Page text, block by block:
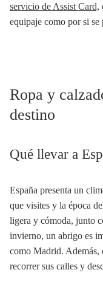
servicio de Assist Card,
equipaje como por si se
Ropa y
destino
Qué llevar a
España presenta un
que visites y la época
ligera y cómoda, junto
invierno, un abrigo es
como Madrid. Además,
recorrer sus calles y